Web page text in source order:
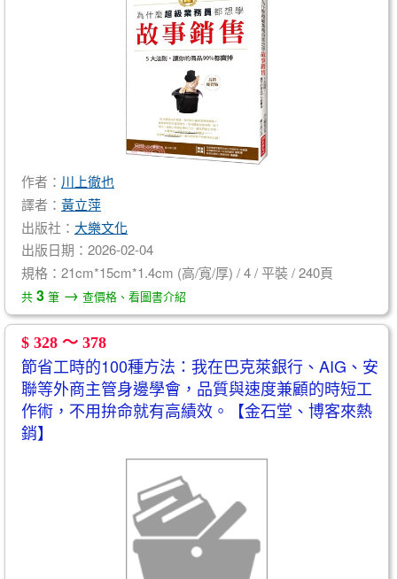
作者： 川上徹也
譯者： 黃立萍
出版社： 大樂文化
出版日期：2026-02-04
規格：21cm*15cm*1.4cm (高/寬/厚) / 4 / 平裝 / 240頁
共 3 筆 → 查價格、看圖書介紹
$ 328 ～ 378
節省工時的100種方法：我在巴克萊銀行、AIG、安
聯等外商主管身邊學會，品質與速度兼顧的時短工
作術，不用拚命就有高績效。【金石堂、博客來熱
銷】